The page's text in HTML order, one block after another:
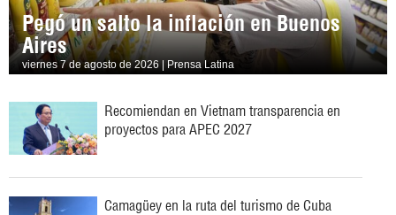
Pegó un salto la inflación en Buenos
Aires
viernes 7 de agosto de 2026 | Prensa Latina
Recomiendan en Vietnam transparencia en
proyectos para APEC 2027
Camagüey en la ruta del turismo de Cuba